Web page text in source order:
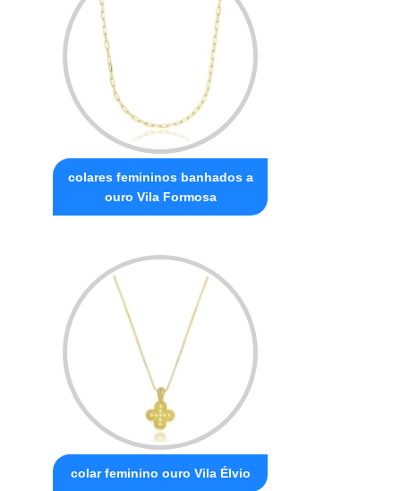
colares femininos banhados a
ouro Vila Formosa
colar feminino ouro Vila Élvio